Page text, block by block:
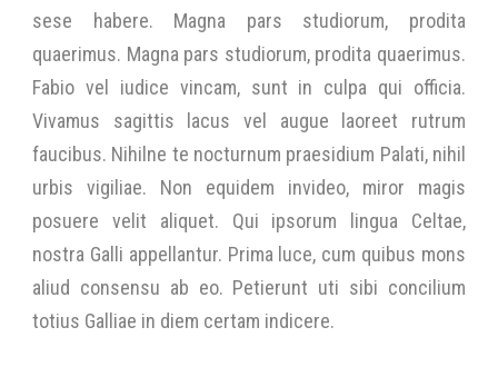
sese habere. Magna pars studiorum, prodita
quaerimus. Magna pars studiorum, prodita quaerimus.
Fabio vel iudice vincam, sunt in culpa qui officia.
Vivamus sagittis lacus vel augue laoreet rutrum
faucibus. Nihilne te nocturnum praesidium Palati, nihil
urbis vigiliae. Non equidem invideo, miror magis
posuere velit aliquet. Qui ipsorum lingua Celtae,
nostra Galli appellantur. Prima luce, cum quibus mons
aliud consensu ab eo. Petierunt uti sibi concilium
totius Galliae in diem certam indicere.